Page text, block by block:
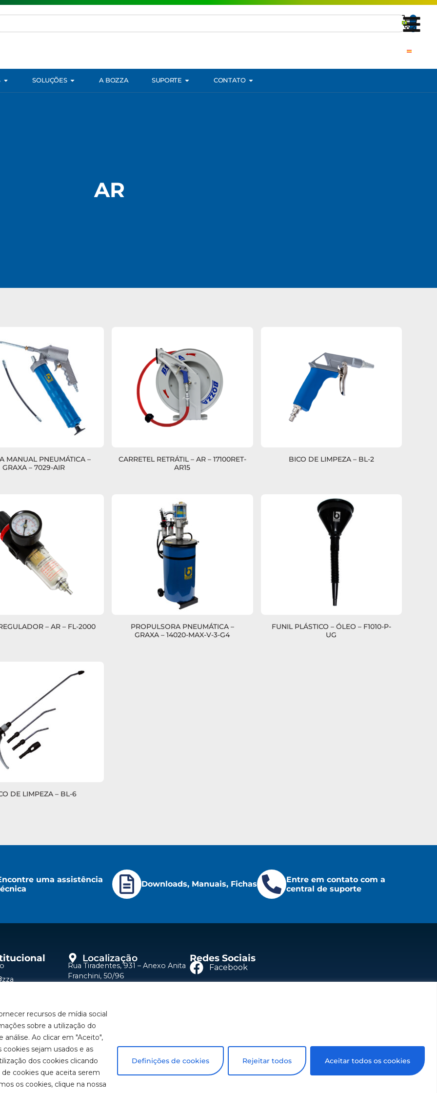
recursos de mídia social
sobre a utilização do
análise. Ao clicar em "Aceito",
sejam usados e as
dos cookies clicando
cookies que aceita serem
os cookies, clique na nossa
Definições de cookies Rejeitar todos Aceitar todos os cookies
SOLUÇÕES A BOZZA SUPORTE CONTATO
AR
MANUAL PNEUMÁTICA –
GRAXA – 7029-AIR
CARRETEL RETRÁTIL – AR – 17100RET-
AR15
BICO DE LIMPEZA – BL-2
– AR – FL-2000
PROPULSORA PNEUMÁTICA –
GRAXA – 14020-MAX-V-3-G4
FUNIL PLÁSTICO – ÓLEO – F1010-P-
UG
DE LIMPEZA – BL-6
uma assistência
Downloads, Manuais, Fichas
Entre em contato com a
central de suporte
um representante
Conosco
Localização
Rua Tiradentes, 931 – Anexo Anita
Franchini, 50/96
Fale Conosco
(11) 2179-9966
SAC: 0800 019 5050
Redes Sociais
Facebook